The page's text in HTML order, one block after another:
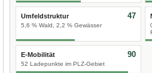
Umfeldstruktur
5,6 % Wald, 2,2 % Gewässer
47
E-Mobilität
52 Ladepunkte im PLZ-Gebiet
90